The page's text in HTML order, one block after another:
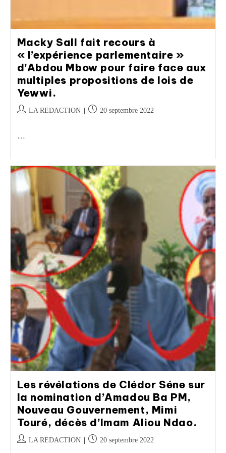
Macky Sall fait recours à
« l’expérience parlementaire »
d’Abdou Mbow pour faire face aux
multiples propositions de lois de
Yewwi.
LA REDACTION 20 septembre 2022
…
Les révélations de Clédor Séne sur
la nomination d’Amadou Ba PM,
Nouveau Gouvernement, Mimi
Touré, décès d’Imam Aliou Ndao.
LA REDACTION 20 septembre 2022